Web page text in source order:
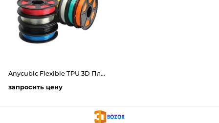
Anycubic Flexible TPU 3D Пластик - филамент 0.5 kg
запросить цену